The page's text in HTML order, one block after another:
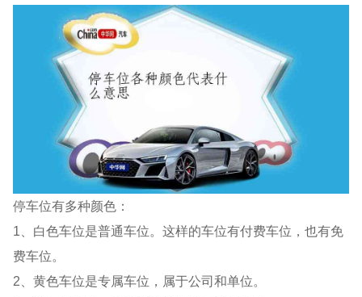
停车位有多种颜色：
1、白色车位是普通车位。这样的车位有付费车位，也有免
费车位。
2、黄色车位是专属车位，属于公司和单位。